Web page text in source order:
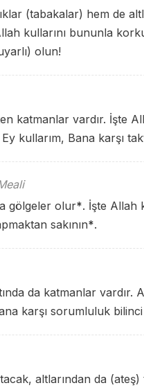
(tabakalar) hem de
kullarını bununla
olun!
katmanlar vardır. İşte
kullarım, Bana karşı
gölgeler olur*. İşte Allah
sakının*.
da katmanlar vardır.
karşı sorumluluk bilinci
altlarından da (ateş)